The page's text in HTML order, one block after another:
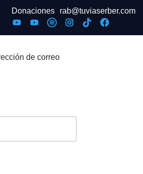
Donaciones rab@tuviaserber.com
de correo